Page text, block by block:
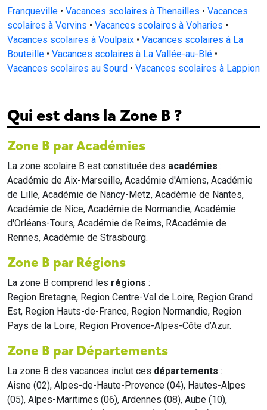
Franqueville • Vacances scolaires à Thenailles • Vacances
scolaires à Vervins • Vacances scolaires à Voharies •
Vacances scolaires à Voulpaix • Vacances scolaires à La
Bouteille • Vacances scolaires à La Vallée-au-Blé •
Vacances scolaires au Sourd • Vacances scolaires à Lappion
Qui est dans la Zone B ?
Zone B par Académies
La zone scolaire B est constituée des académies :
Académie de Aix-Marseille, Académie d'Amiens, Académie
de Lille, Académie de Nancy-Metz, Académie de Nantes,
Académie de Nice, Académie de Normandie, Académie
d'Orléans-Tours, Académie de Reims, RAcadémie de
Rennes, Académie de Strasbourg.
Zone B par Régions
La zone B comprend les régions :
Region Bretagne, Region Centre-Val de Loire, Region Grand
Est, Region Hauts-de-France, Region Normandie, Region
Pays de la Loire, Region Provence-Alpes-Côte d’Azur.
Zone B par Départements
La zone B des vacances inclut ces départements :
Aisne (02), Alpes-de-Haute-Provence (04), Hautes-Alpes
(05), Alpes-Maritimes (06), Ardennes (08), Aube (10),